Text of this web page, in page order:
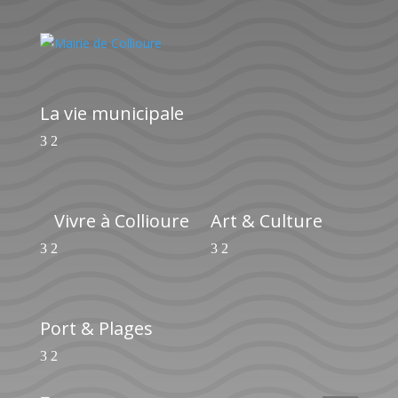
La vie municipale
Vivre à Collioure Art & Culture
Port & Plages